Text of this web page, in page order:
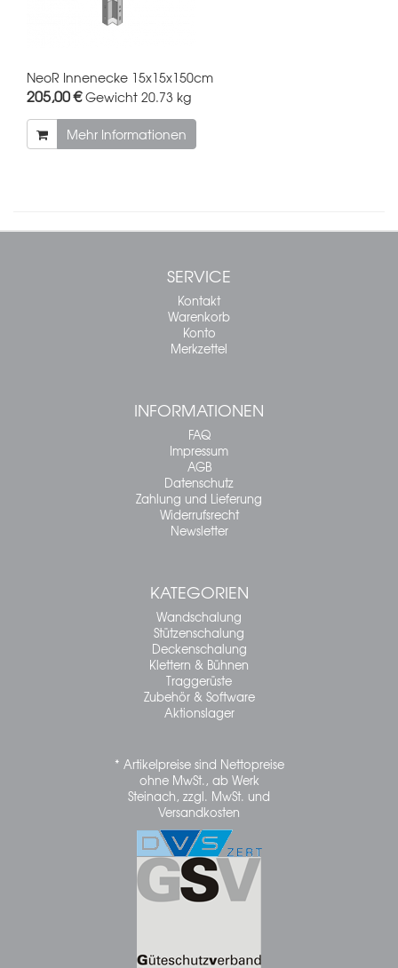
NeoR Innenecke 15x15x150cm
205,00 €Gewicht 20.73 kg
Mehr Informationen
SERVICE
Kontakt
Warenkorb
Konto
Merkzettel
INFORMATIONEN
FAQ
Impressum
AGB
Datenschutz
Zahlung und Lieferung
Widerrufsrecht
Newsletter
KATEGORIEN
Wandschalung
Stützenschalung
Deckenschalung
Klettern & Bühnen
Traggerüste
Zubehör & Software
Aktionslager
* Artikelpreise sind Nettopreise
ohne MwSt., ab Werk
Steinach, zzgl. MwSt. und
Versandkosten